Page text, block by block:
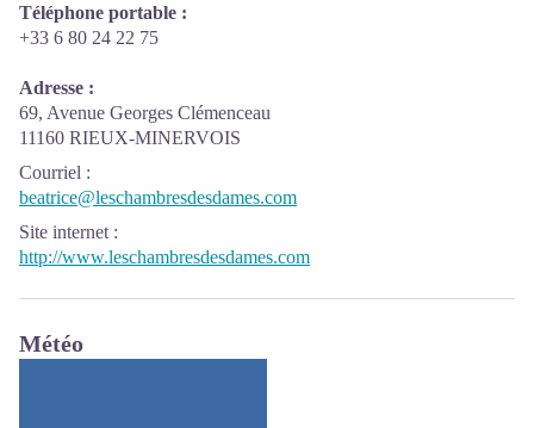
Téléphone portable :
+33 6 80 24 22 75
Adresse :
69, Avenue Georges Clémenceau
11160 RIEUX-MINERVOIS
Courriel :
beatrice@leschambresdesdames.com
Site internet :
http://www.leschambresdesdames.com
Météo